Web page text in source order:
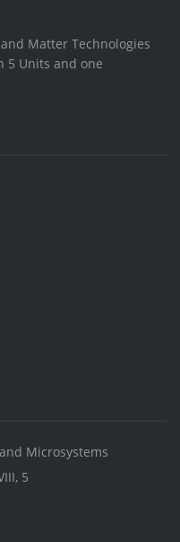
Matter Technologies
5 Units and one
Microsystems
5